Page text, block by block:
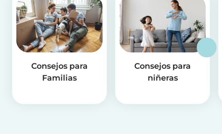
Consejos para
Familias
Consejos para
niñeras